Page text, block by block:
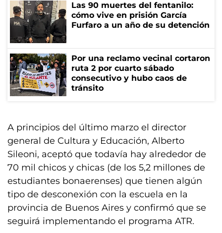
Las 90 muertes del fentanilo:
cómo vive en prisión García
Furfaro a un año de su detención
Por una reclamo vecinal cortaron
ruta 2 por cuarto sábado
consecutivo y hubo caos de
tránsito
A principios del último marzo el director
general de Cultura y Educación, Alberto
Sileoni, aceptó que todavía hay alrededor de
70 mil chicos y chicas (de los 5,2 millones de
estudiantes bonaerenses) que tienen algún
tipo de desconexión con la escuela en la
provincia de Buenos Aires y confirmó que se
seguirá implementando el programa ATR.